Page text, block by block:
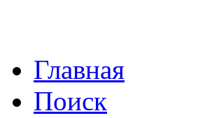
Главная
Поиск